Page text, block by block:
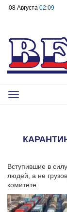
08 Августа 02:09
Toggle
Вступившие в
людей, а не
комитете.